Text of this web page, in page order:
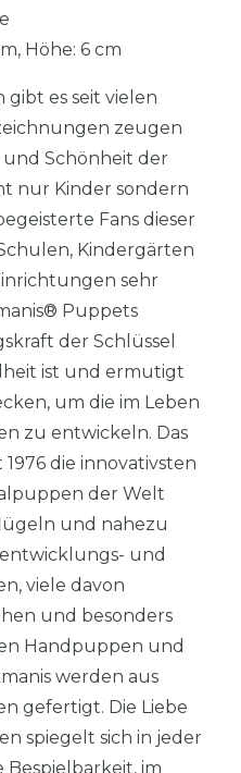
Höhe: 6 cm
es seit vielen
zeugen
Schönheit der
nur Kinder sondern
Fans dieser
Kindergärten
sehr
Puppets
der Schlüssel
ist und ermutigt
um die im Leben
zu entwickeln. Das
die innovativsten
der Welt
und nahezu
und
viele davon
und besonders
Handpuppen und
werden aus
gefertigt. Die Liebe
spiegelt sich in jeder
Bespielbarkeit, im